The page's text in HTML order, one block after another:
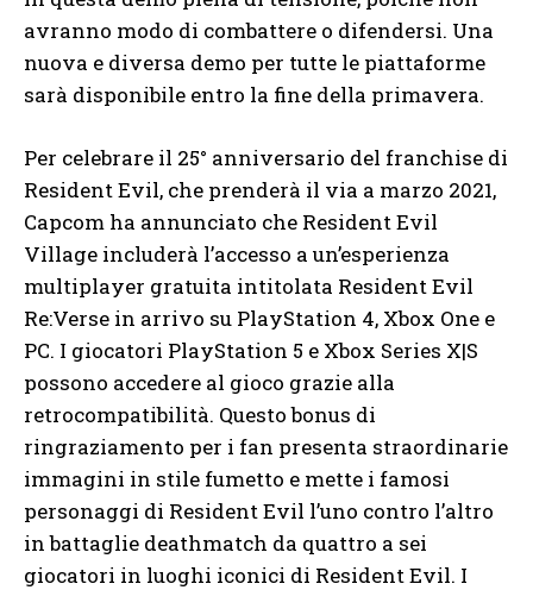
avranno modo di combattere o difendersi. Una
nuova e diversa demo per tutte le piattaforme
sarà disponibile entro la fine della primavera.
Per celebrare il 25° anniversario del franchise di
Resident Evil, che prenderà il via a marzo 2021,
Capcom ha annunciato che Resident Evil
Village includerà l’accesso a un’esperienza
multiplayer gratuita intitolata Resident Evil
Re:Verse in arrivo su PlayStation 4, Xbox One e
PC. I giocatori PlayStation 5 e Xbox Series X|S
possono accedere al gioco grazie alla
retrocompatibilità. Questo bonus di
ringraziamento per i fan presenta straordinarie
immagini in stile fumetto e mette i famosi
personaggi di Resident Evil l’uno contro l’altro
in battaglie deathmatch da quattro a sei
giocatori in luoghi iconici di Resident Evil. I